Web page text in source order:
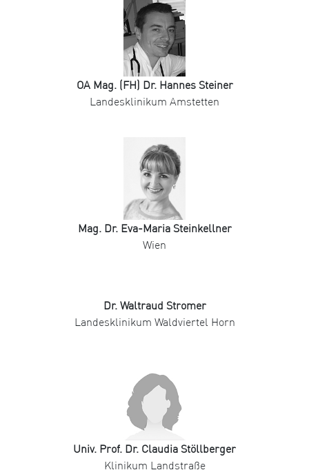
OA Mag. (FH) Dr. Hannes Steiner
Landesklinikum Amstetten
Mag. Dr. Eva-Maria Steinkellner
Wien
Dr. Waltraud Stromer
Landesklinikum Waldviertel Horn
Univ. Prof. Dr. Claudia Stöllberger
Klinikum Landstraße